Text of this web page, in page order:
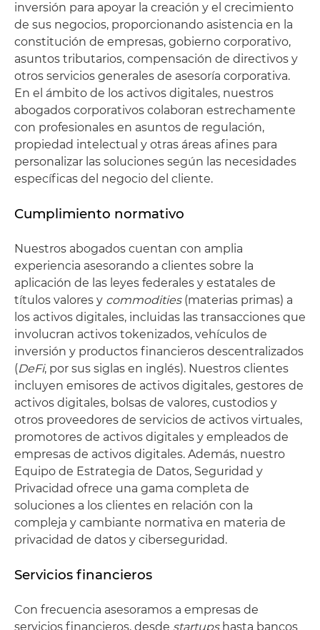
inversión para apoyar la creación y el crecimiento
de sus negocios, proporcionando asistencia en la
constitución de empresas, gobierno corporativo,
asuntos tributarios, compensación de directivos y
otros servicios generales de asesoría corporativa.
En el ámbito de los activos digitales, nuestros
abogados corporativos colaboran estrechamente
con profesionales en asuntos de regulación,
propiedad intelectual y otras áreas afines para
personalizar las soluciones según las necesidades
específicas del negocio del cliente.
Cumplimiento normativo
Nuestros abogados cuentan con amplia
experiencia asesorando a clientes sobre la
aplicación de las leyes federales y estatales de
títulos valores y commodities(materias primas) a
los activos digitales, incluidas las transacciones que
involucran activos tokenizados, vehículos de
inversión y productos financieros descentralizados
(DeFi, por sus siglas en inglés). Nuestros clientes
incluyen emisores de activos digitales, gestores de
activos digitales, bolsas de valores, custodios y
otros proveedores de servicios de activos virtuales,
promotores de activos digitales y empleados de
empresas de activos digitales. Además, nuestro
Equipo de Estrategia de Datos, Seguridad y
Privacidad ofrece una gama completa de
soluciones a los clientes en relación con la
compleja y cambiante normativa en materia de
privacidad de datos y ciberseguridad.
Servicios financieros
Con frecuencia asesoramos a empresas de
servicios financieros, desde startupshasta bancos